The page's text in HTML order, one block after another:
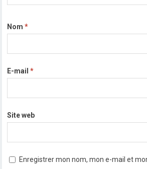
Nom*
E-mail*
Site web
Enregistrer mon nom, mon e-mail et